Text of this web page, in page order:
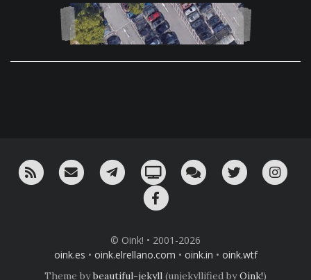
RSS ¡Mándame un email!¡Nuestro canal en Telegram!
Oink! TV Charla con nosotros
Twitter
© Oink! • 2001-2026
oink.es • oink.elrellano.com • oink.in • oink.wtf
Theme bybeautiful-jekyll (unjekyllified byOink!)